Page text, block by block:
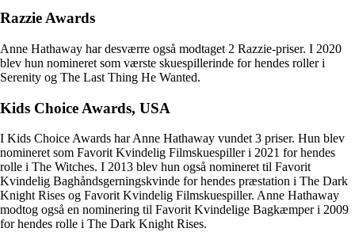
Razzie Awards
Anne Hathaway har desværre også modtaget 2 Razzie-priser. I 2020
blev hun nomineret som værste skuespillerinde for hendes roller i
Serenity og The Last Thing He Wanted.
Kids Choice Awards, USA
I Kids Choice Awards har Anne Hathaway vundet 3 priser. Hun blev
nomineret som Favorit Kvindelig Filmskuespiller i 2021 for hendes
rolle i The Witches. I 2013 blev hun også nomineret til Favorit
Kvindelig Baghåndsgerningskvinde for hendes præstation i The Dark
Knight Rises og Favorit Kvindelig Filmskuespiller. Anne Hathaway
modtog også en nominering til Favorit Kvindelige Bagkæmper i 2009
for hendes rolle i The Dark Knight Rises.